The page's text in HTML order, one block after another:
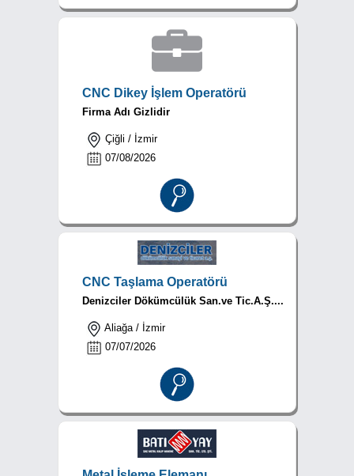
CNC Dikey İşlem Operatörü
Firma Adı Gizlidir
Çiğli / İzmir
07/08/2026
CNC Taşlama Operatörü
Denizciler Dökümcülük San.ve Tic.A.Ş....
Aliağa / İzmir
07/07/2026